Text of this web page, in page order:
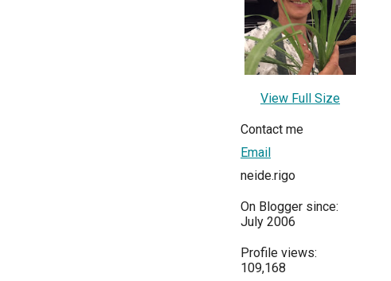
View Full Size
Contact me
Email
neide.rigo
On Blogger since:
July 2006
Profile views:
109,168